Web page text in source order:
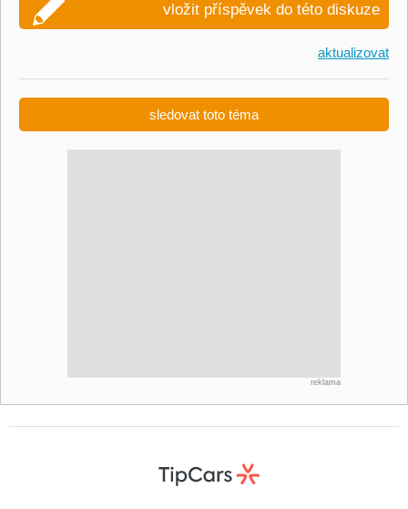
vložit příspěvek do této diskuze
aktualizovat
sledovat toto téma
reklama